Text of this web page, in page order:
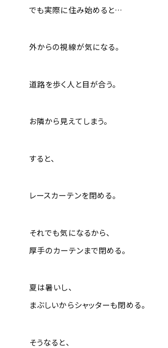
でも実際に住み始めると…
外からの視線が気になる。
道路を歩く人と目が合う。
お隣から見えてしまう。
すると、
レースカーテンを閉める。
それでも気になるから、
厚手のカーテンまで閉める。
夏は暑いし、
まぶしいからシャッターも閉める。
そうなると、